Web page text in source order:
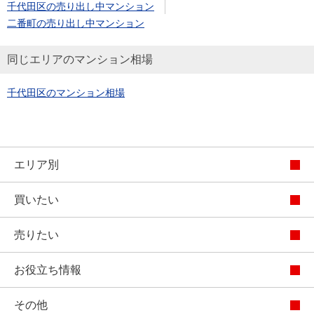
千代田区の売り出し中マンション
二番町の売り出し中マンション
同じエリアのマンション相場
千代田区のマンション相場
エリア別
買いたい
売りたい
お役立ち情報
その他